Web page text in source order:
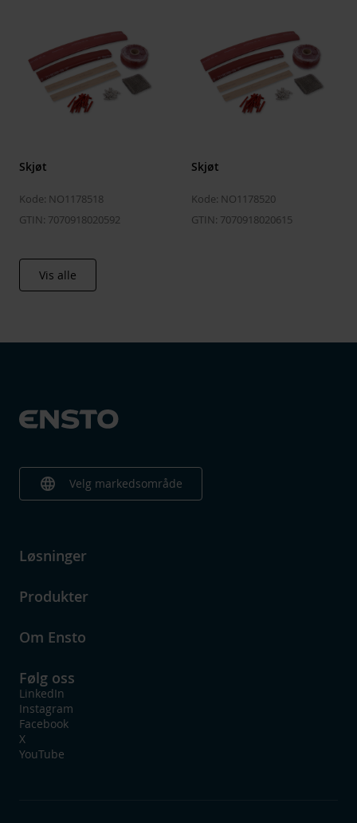
Skjøt
Kode: NO1178518
GTIN: 7070918020592
Skjøt
Kode: NO1178520
GTIN: 7070918020615
Vis alle
language Velg markedsområde
Løsninger
Produkter
Om Ensto
Følg oss
LinkedIn
Instagram
Facebook
X
YouTube